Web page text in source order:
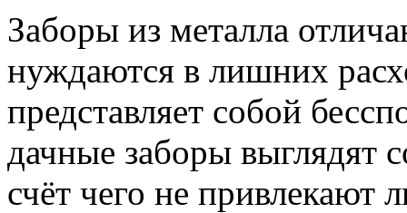
Заборы из металла
нуждаются в лишних
представляет собой
дачные заборы выглядят
счёт чего не привлекают